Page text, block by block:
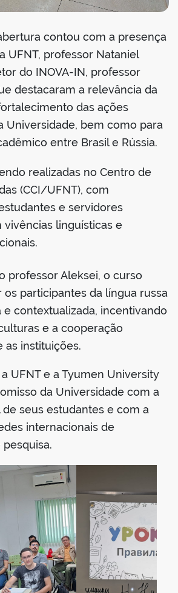
contou com a presença
UFNT, professor Nataniel
do INOVA-IN, professor
destacaram a relevância da
das ações
Universidade, bem como para
entre Brasil e Rússia.
realizadas no Centro de
(CCI/UFNT), com
e servidores
vivências linguísticas e
professor Aleksei, o curso
os participantes da língua russa
contextualizada, incentivando
e a cooperação
as instituições.
UFNT e a Tyumen University
da Universidade com a
seus estudantes e com a
internacionais de